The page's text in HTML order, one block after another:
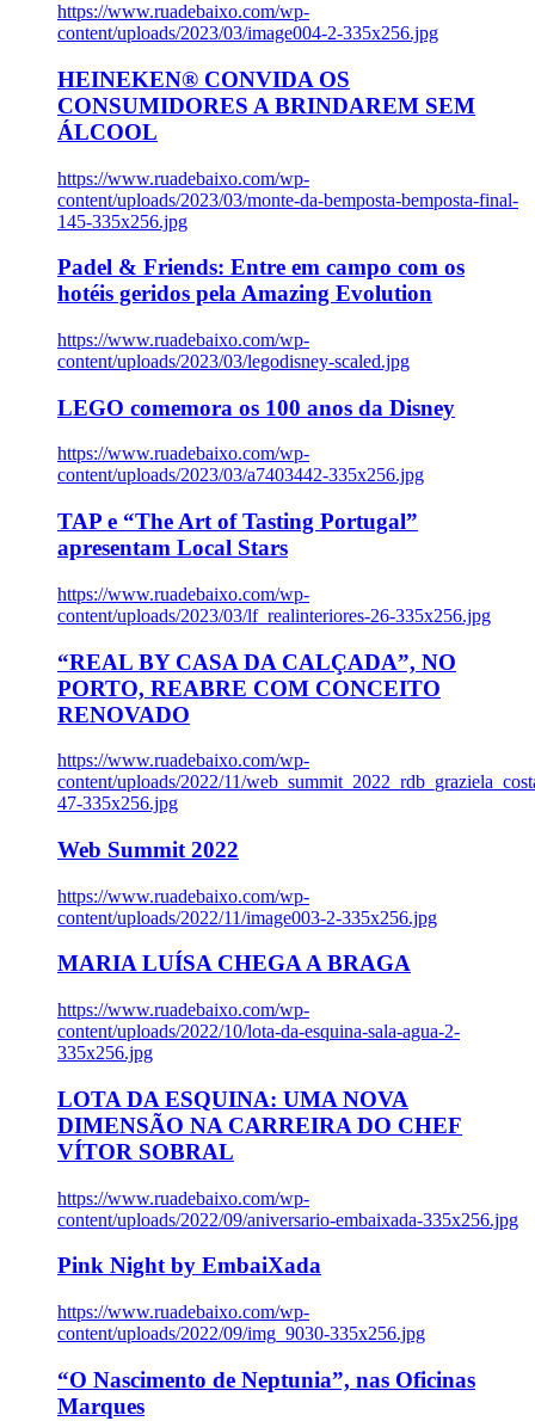
https://www.ruadebaixo.com/wp-
content/uploads/2023/03/image004-2-335x256.jpg
HEINEKEN® CONVIDA OS
CONSUMIDORES A BRINDAREM SEM
ÁLCOOL
https://www.ruadebaixo.com/wp-
content/uploads/2023/03/monte-da-bemposta-bemposta-final-
145-335x256.jpg
Padel & Friends: Entre em campo com os
hotéis geridos pela Amazing Evolution
https://www.ruadebaixo.com/wp-
content/uploads/2023/03/legodisney-scaled.jpg
LEGO comemora os 100 anos da Disney
https://www.ruadebaixo.com/wp-
content/uploads/2023/03/a7403442-335x256.jpg
TAP e “The Art of Tasting Portugal”
apresentam Local Stars
https://www.ruadebaixo.com/wp-
content/uploads/2023/03/lf_realinteriores-26-335x256.jpg
“REAL BY CASA DA CALÇADA”, NO
PORTO, REABRE COM CONCEITO
RENOVADO
https://www.ruadebaixo.com/wp-
content/uploads/2022/11/
47-335x256.jpg
Web Summit 2022
https://www.ruadebaixo.com/wp-
content/uploads/2022/11/image003-2-335x256.jpg
MARIA LUÍSA CHEGA A BRAGA
https://www.ruadebaixo.com/wp-
content/uploads/2022/10/lota-da-esquina-sala-agua-2-
335x256.jpg
LOTA DA ESQUINA: UMA NOVA
DIMENSÃO NA CARREIRA DO CHEF
VÍTOR SOBRAL
https://www.ruadebaixo.com/wp-
content/uploads/2022/09/aniversario-embaixada-335x256.jpg
Pink Night by EmbaiXada
https://www.ruadebaixo.com/wp-
content/uploads/2022/09/img_9030-335x256.jpg
“O Nascimento de Neptunia”, nas Oficinas
Marques